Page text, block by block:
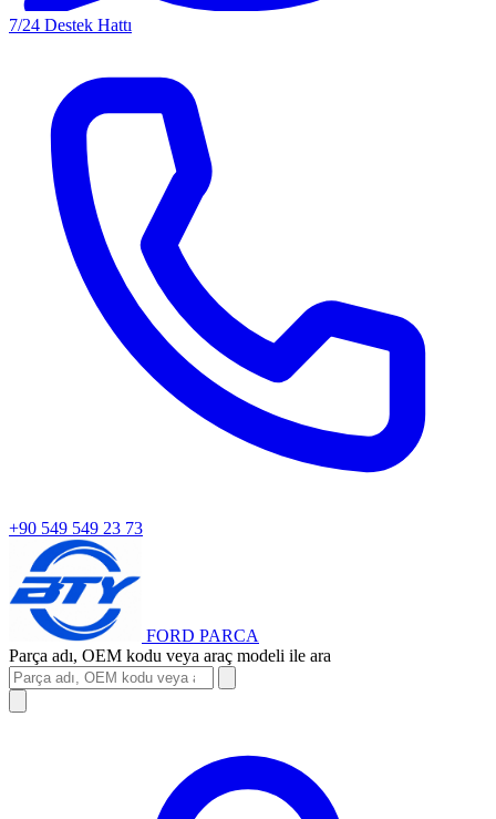
7/24 Destek Hattı
+90 549 549 23 73
FORD PARCA
Parça adı, OEM kodu veya araç modeli ile ara